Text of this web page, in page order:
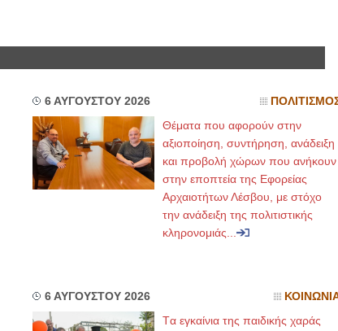
6 ΑΥΓΟΥΣΤΟΥ 2026
Θέματα που αφορούν στην
αξιοποίηση, συντήρηση, ανάδειξη
και προβολή χώρων που ανήκουν
στην εποπτεία της Εφορείας
Αρχαιοτήτων Λέσβου, με στόχο
την ανάδειξη της πολιτιστικής
κληρονομιάς...
6 ΑΥΓΟΥΣΤΟΥ 2026
Tα εγκαίνια της παιδικής χαράς
email- elenboumpa@gmail.com